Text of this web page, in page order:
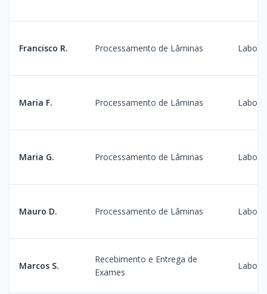
Francisco R. Processamento de Lâminas
Maria F. Processamento de Lâminas
Maria G. Processamento de Lâminas
Mauro D. Processamento de Lâminas
Marcos S.
Recebimento e Entrega de
Exames